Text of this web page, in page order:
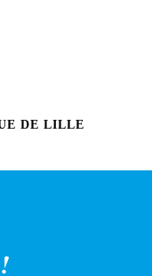
DE LILLE